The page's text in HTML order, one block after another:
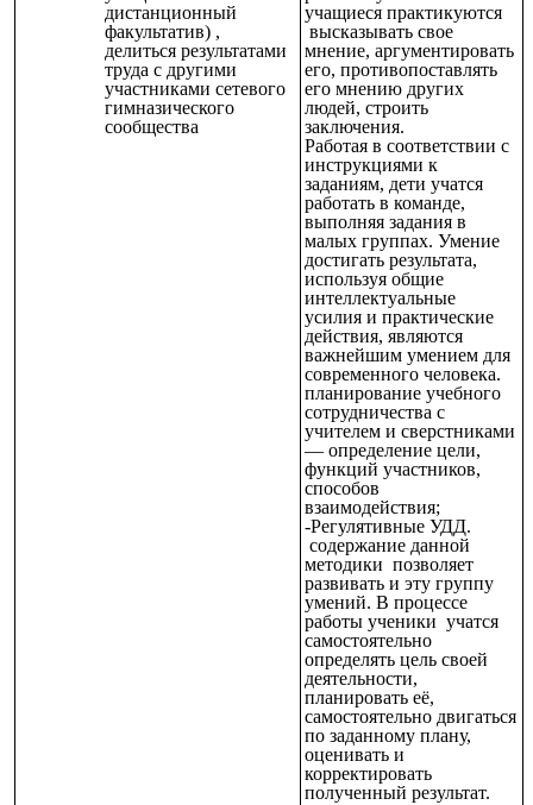
дистанционный
факультатив) ,
делиться результатами
труда с другими
участниками сетевого
гимназического
сообщества
учащиеся практикуются
высказывать свое
мнение, аргументировать
его, противопоставлять
его мнению других
людей, строить
заключения.
Работая в соответствии с
инструкциями к
заданиям, дети учатся
работать в команде,
выполняя задания в
малых группах. Умение
достигать результата,
используя общие
интеллектуальные
усилия и практические
действия, являются
важнейшим умением для
современного человека.
планирование учебного
сотрудничества с
учителем и сверстниками
— определение цели,
функций участников,
способов
взаимодействия;
-Регулятивные УДД.
содержание данной
методики позволяет
развивать и эту группу
умений. В процессе
работы ученики учатся
самостоятельно
определять цель своей
деятельности,
планировать её,
самостоятельно двигаться
по заданному плану,
оценивать и
корректировать
полученный результат.